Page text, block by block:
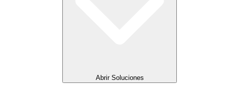
Abrir Soluciones